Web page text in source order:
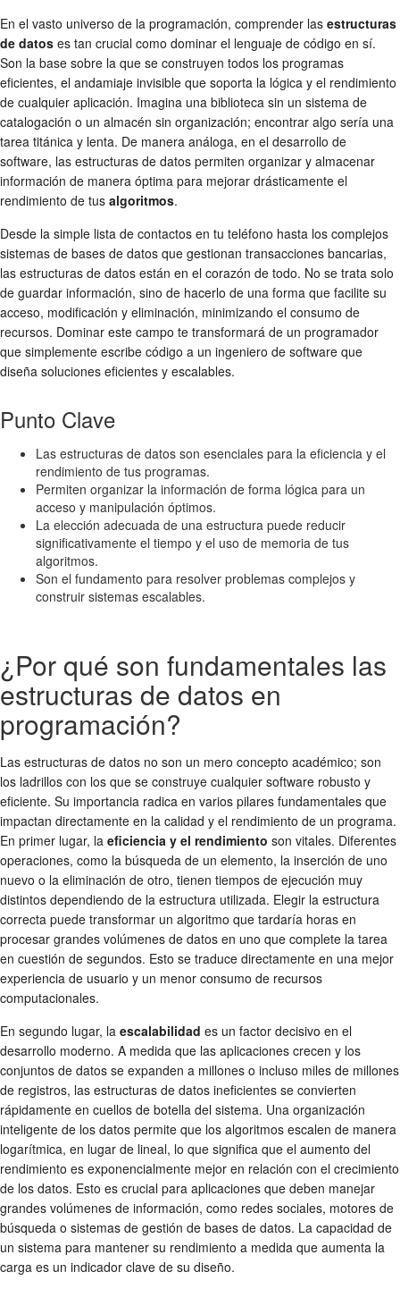
En el vasto universo de la programación, comprender las estructuras
de datos es tan crucial como dominar el lenguaje de código en sí.
Son la base sobre la que se construyen todos los programas
eficientes, el andamiaje invisible que soporta la lógica y el rendimiento
de cualquier aplicación. Imagina una biblioteca sin un sistema de
catalogación o un almacén sin organización; encontrar algo sería una
tarea titánica y lenta. De manera análoga, en el desarrollo de
software, las estructuras de datos permiten organizar y almacenar
información de manera óptima para mejorar drásticamente el
rendimiento de tus algoritmos.
Desde la simple lista de contactos en tu teléfono hasta los complejos
sistemas de bases de datos que gestionan transacciones bancarias,
las estructuras de datos están en el corazón de todo. No se trata solo
de guardar información, sino de hacerlo de una forma que facilite su
acceso, modificación y eliminación, minimizando el consumo de
recursos. Dominar este campo te transformará de un programador
que simplemente escribe código a un ingeniero de software que
diseña soluciones eficientes y escalables.
Punto Clave
Las estructuras de datos son esenciales para la eficiencia y el
rendimiento de tus programas.
Permiten organizar la información de forma lógica para un
acceso y manipulación óptimos.
La elección adecuada de una estructura puede reducir
significativamente el tiempo y el uso de memoria de tus
algoritmos.
Son el fundamento para resolver problemas complejos y
construir sistemas escalables.
¿Por qué son fundamentales las
estructuras de datos en
programación?
Las estructuras de datos no son un mero concepto académico; son
los ladrillos con los que se construye cualquier software robusto y
eficiente. Su importancia radica en varios pilares fundamentales que
impactan directamente en la calidad y el rendimiento de un programa.
En primer lugar, la eficiencia y el rendimiento son vitales. Diferentes
operaciones, como la búsqueda de un elemento, la inserción de uno
nuevo o la eliminación de otro, tienen tiempos de ejecución muy
distintos dependiendo de la estructura utilizada. Elegir la estructura
correcta puede transformar un algoritmo que tardaría horas en
procesar grandes volúmenes de datos en uno que complete la tarea
en cuestión de segundos. Esto se traduce directamente en una mejor
experiencia de usuario y un menor consumo de recursos
computacionales.
En segundo lugar, la escalabilidad es un factor decisivo en el
desarrollo moderno. A medida que las aplicaciones crecen y los
conjuntos de datos se expanden a millones o incluso miles de millones
de registros, las estructuras de datos ineficientes se convierten
rápidamente en cuellos de botella del sistema. Una organización
inteligente de los datos permite que los algoritmos escalen de manera
logarítmica, en lugar de lineal, lo que significa que el aumento del
rendimiento es exponencialmente mejor en relación con el crecimiento
de los datos. Esto es crucial para aplicaciones que deben manejar
grandes volúmenes de información, como redes sociales, motores de
búsqueda o sistemas de gestión de bases de datos. La capacidad de
un sistema para mantener su rendimiento a medida que aumenta la
carga es un indicador clave de su diseño.